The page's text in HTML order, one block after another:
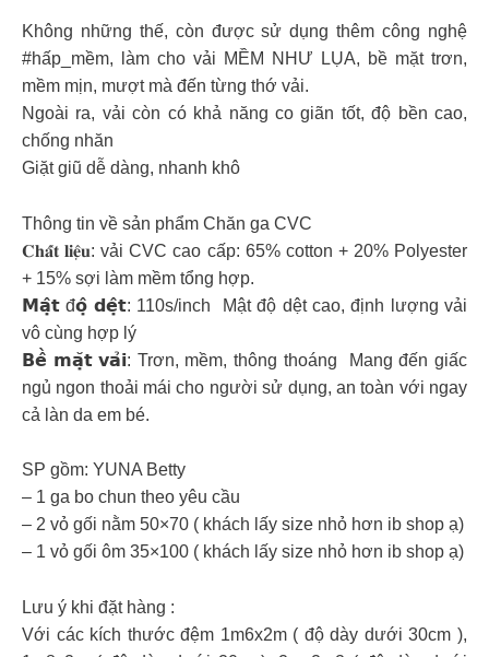
Không những thế, còn được sử dụng thêm công nghệ
#hấp_mềm, làm cho vải MỀM NHƯ LỤA, bề mặt trơn,
mềm mịn, mượt mà đến từng thớ vải.
Ngoài ra, vải còn có khả năng co giãn tốt, độ bền cao,
chống nhăn
Giặt giũ dễ dàng, nhanh khô
Thông tin về sản phẩm Chăn ga CVC
𝐂𝐡𝐚̂́𝐭 𝐥𝐢𝐞̣̂𝐮: vải CVC cao cấp: 65% cotton + 20% Polyester
+ 15% sợi làm mềm tổng hợp.
𝗠𝗮̣̂𝘁 đ𝗼̣̂ 𝗱𝗲̣̂𝘁: 110s/inch ️ Mật độ dệt cao, định lượng vải
vô cùng hợp lý
𝗕𝗲̂̀ 𝗺𝗮̣̆𝘁 𝘃𝗮̉𝗶: Trơn, mềm, thông thoáng ️ Mang đến giấc
ngủ ngon thoải mái cho người sử dụng, an toàn với ngay
cả làn da em bé.
SP gồm: YUNA Betty
– 1 ga bo chun theo yêu cầu
– 2 vỏ gối nằm 50×70 ( khách lấy size nhỏ hơn ib shop ạ)
– 1 vỏ gối ôm 35×100 ( khách lấy size nhỏ hơn ib shop ạ)
Lưu ý khi đặt hàng :
Với các kích thước đệm 1m6x2m ( độ dày dưới 30cm ),